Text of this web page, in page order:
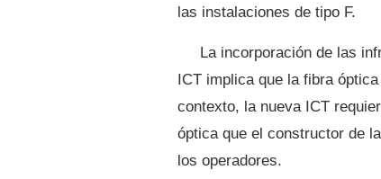
las instalaciones de tipo F.
La incorporación de las
ICT implica que la fibra
contexto, la nueva ICT
óptica que el constructor de
los operadores.